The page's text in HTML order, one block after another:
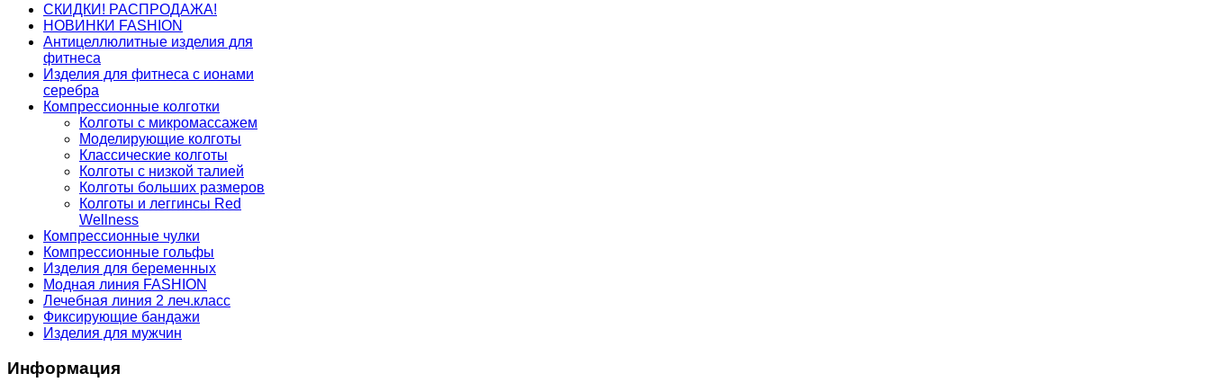
СКИДКИ! РАСПРОДАЖА!
НОВИНКИ FASHION
Антицеллюлитные изделия для
фитнеса
Изделия для фитнеса с ионами
серебра
Компрессионные колготки
Колготы с микромассажем
Моделирующие колготы
Классические колготы
Колготы с низкой талией
Колготы больших размеров
Колготы и леггинсы Red
Wellness
Компрессионные чулки
Компрессионные гольфы
Изделия для беременных
Модная линия FASHION
Лечебная линия 2 леч.класс
Фиксирующие бандажи
Изделия для мужчин
Информация